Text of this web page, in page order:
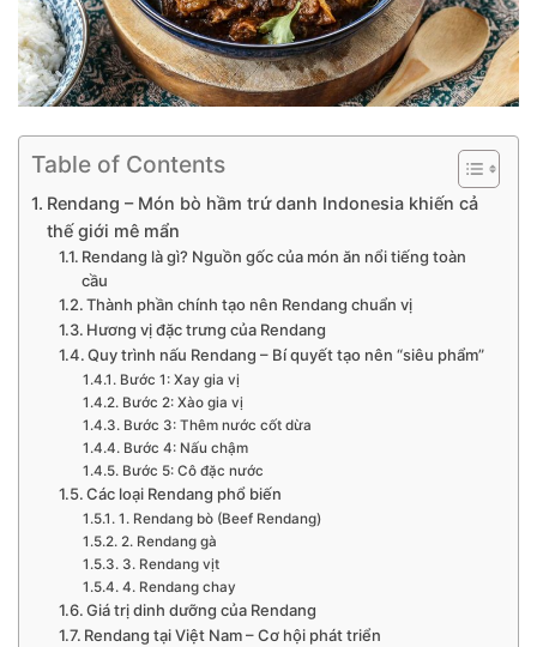
Table of Contents
Rendang – Món bò hầm trứ danh Indonesia khiến cả
thế giới mê mẩn
Rendang là gì? Nguồn gốc của món ăn nổi tiếng toàn
cầu
Thành phần chính tạo nên Rendang chuẩn vị
Hương vị đặc trưng của Rendang
Quy trình nấu Rendang – Bí quyết tạo nên “siêu phẩm”
Bước 1: Xay gia vị
Bước 2: Xào gia vị
Bước 3: Thêm nước cốt dừa
Bước 4: Nấu chậm
Bước 5: Cô đặc nước
Các loại Rendang phổ biến
1. Rendang bò (Beef Rendang)
2. Rendang gà
3. Rendang vịt
4. Rendang chay
Giá trị dinh dưỡng của Rendang
Rendang tại Việt Nam – Cơ hội phát triển